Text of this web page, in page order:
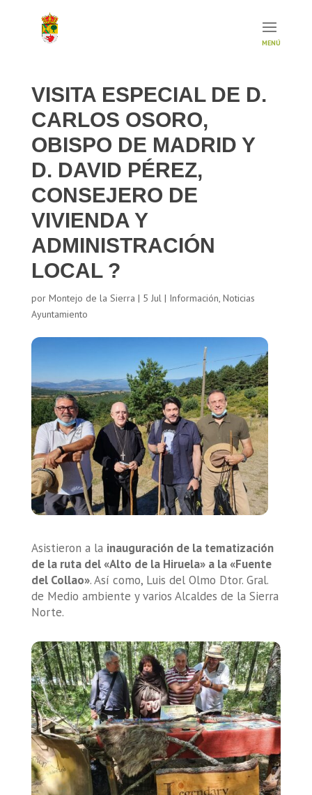
VISITA ESPECIAL DE D.
CARLOS OSORO,
OBISPO DE MADRID Y
D. DAVID PÉREZ,
CONSEJERO DE
VIVIENDA Y
ADMINISTRACIÓN
LOCAL ?
por Montejo de la Sierra | 5 Jul| Información, Noticias
Ayuntamiento
Asistieron a la inauguración de la tematización
de la ruta del «Alto de la Hiruela» a la «Fuente
del Collao». Así como, Luis del Olmo Dtor. Gral.
de Medio ambiente y varios Alcaldes de la Sierra
Norte.